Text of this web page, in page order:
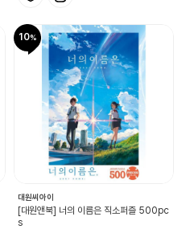
10
대원씨아이
[대원앤북] 너의 이름은 직소퍼즐 500pc
s